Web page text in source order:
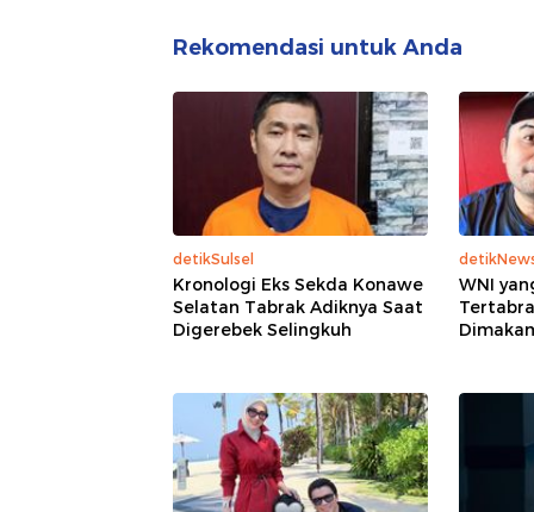
Rekomendasi untuk Anda
detikSulsel
Kronologi Eks Sekda Konawe
Selatan Tabrak Adiknya Saat
Digerebek Selingkuh
WNI